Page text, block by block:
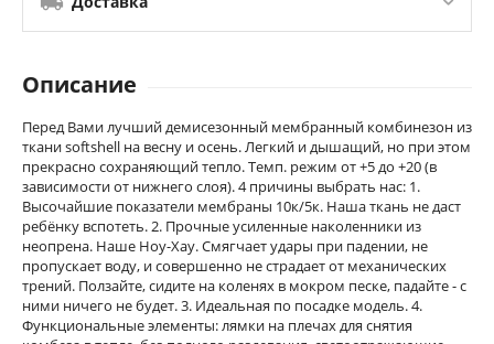
Описание
Перед Вами лучший демисезонный мембранный комбинезон из
ткани softshell на весну и осень. Легкий и дышащий, но при этом
прекрасно сохраняющий тепло. Темп. режим от +5 до +20 (в
зависимости от нижнего слоя). 4 причины выбрать нас: 1.
Высочайшие показатели мембраны 10к/5к. Наша ткань не даст
ребёнку вспотеть. 2. Прочные усиленные наколенники из
неопрена. Наше Ноу-Хау. Смягчает удары при падении, не
пропускает воду, и совершенно не страдает от механических
трений. Ползайте, сидите на коленях в мокром песке, падайте - с
ними ничего не будет. 3. Идеальная по посадке модель. 4.
Функциональные элементы: лямки на плечах для снятия